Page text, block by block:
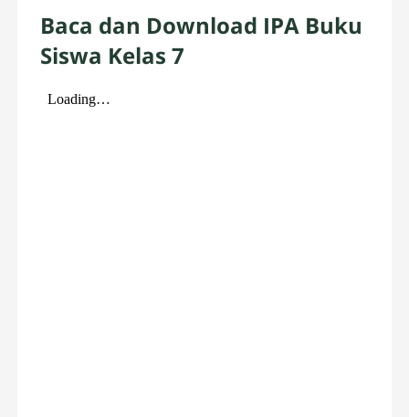
Baca dan Download IPA Buku
Siswa Kelas 7